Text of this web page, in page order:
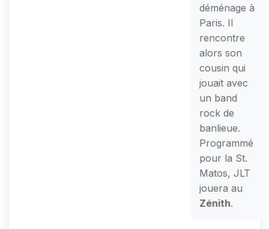
déménage à
Paris. Il
rencontre
alors son
cousin qui
jouait avec
un band
rock de
banlieue.
Programmé
pour la St.
Matos, JLT
jouera au
Zénith.